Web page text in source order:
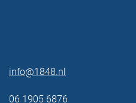
info@1848.nl
06 1905 6876